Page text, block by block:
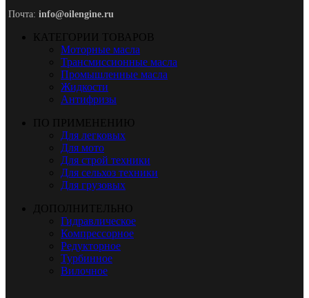
Почта: info@oilengine.ru
КАТЕГОРИИ ТОВАРОВ
Моторные масла
Трансмиссионные масла
Промышленные масла
Жидкости
Антифризы
ПО ПРИМЕНЕНИЮ
Для легковых
Для мото
Для строй техники
Для сельхоз техники
Для грузовых
ДОПОЛНИТЕЛЬНО
Гидравлическое
Компрессорное
Редукторное
Турбинное
Вилочное